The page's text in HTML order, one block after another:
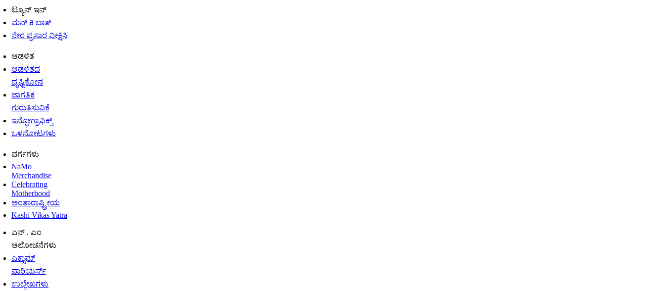
ಟ್ಯೂನ್ ಇನ್
ಮನ್ ಕಿ ಬಾತ್
ನೇರ ಪ್ರಸಾರ ವೀಕ್ಷಿಸಿ
ಆಡಳಿತ
ಆಡಳಿತದ
ದೃಷ್ಟಿಕೋನ
ಜಾಗತಿಕ
ಗುರುತಿಸುವಿಕೆ
ಇನ್ಫೋಗ್ರಾಫಿಕ್ಸ್
ಒಳನೋಟಗಳು
ವರ್ಗಗಳು
NaMo
Merchandise
Celebrating
Motherhood
ಅಂತಾರಾಷ್ಟ್ರೀಯ
Kashi Vikas Yatra
ಎನ್ . ಎಂ
ಆಲೋಚನೆಗಳು
ಎಕ್ಸಾಮ್
ವಾರಿಯರ್ಸ್
ಉಲ್ಲೇಖಗಳು